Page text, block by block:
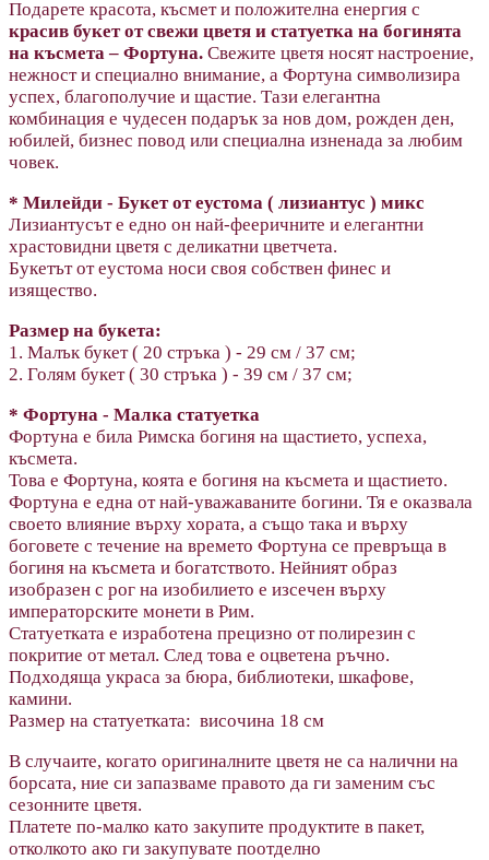
Подарете красота, късмет и положителна енергия с
красив букет от свежи цветя и статуетка на богинята
на късмета – Фортуна. Свежите цветя носят настроение,
нежност и специално внимание, а Фортуна символизира
успех, благополучие и щастие. Тази елегантна
комбинация е чудесен подарък за нов дом, рожден ден,
юбилей, бизнес повод или специална изненада за любим
човек.
* Милейди - Букет от eустома ( лизиантус ) микс
Лизиантусът е едно он най-фееричните и елегантни
храстовидни цветя с деликатни цветчета.
Букетът от еустома носи своя собствен финес и
изящество.
Размер на букета:
1. Малък букет ( 20 стръка ) - 29 см / 37 см;
2. Голям букет ( 30 стръка ) - 39 см / 37 см;
* Фортуна - Малка статуетка
Фортуна е била Римска богиня на щастието, успеха,
късмета.
Това е Фортуна, коята е богиня на късмета и щастието.
Фортуна е една от най-уважаваните богини. Тя е оказвала
своето влияние върху хората, а също така и върху
боговете с течение на времето Фортуна се превръща в
богиня на късмета и богатството. Нейният образ
изобразен с рог на изобилието е изсечен върху
императорските монети в Рим.
Статуетката е изработена прецизно от полирезин с
покритие от метал. След това е оцветена ръчно.
Подходяща украса за бюра, библиотеки, шкафове,
камини.
Размер на статуетката: височина 18 см
В случаите, когато оригиналните цветя не са налични на
борсата, ние си запазваме правото да ги заменим със
сезонните цветя.
Платете по-малко като закупите продуктите в пакет,
отколкото ако ги закупувате поотделно